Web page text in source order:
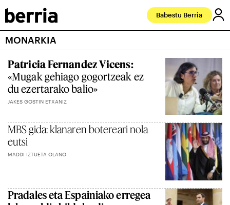
Babestu Berria
MONARKIA
Patricia Fernandez Vicens:
«Mugak gehiago gogortzeak ez
du ezertarako balio»
JAKES GOSTIN ETXANIZ
MBS gida: klanaren botereari nola
eutsi
MADDI IZTUETA OLANO
Pradales eta Espainiako erregea